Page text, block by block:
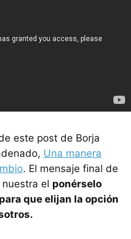
este post de Borja
Una manera
. El mensaje final de
el ponérselo
que elijan la opción